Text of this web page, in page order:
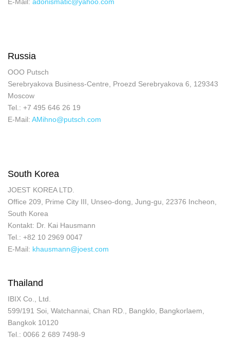
Russia
OOO Putsch
Serebryakova Business-Centre, Proezd Serebryakova 6, 129343
Moscow
Tel.: +7 495 646 26 19
E-Mail: AMihno@putsch.com
South Korea
JOEST KOREA LTD.
Office 209, Prime City III, Unseo-dong, Jung-gu, 22376 Incheon,
South Korea
Kontakt: Dr. Kai Hausmann
Tel.: +82 10 2969 0047
E-Mail: khausmann@joest.com
Thailand
IBIX Co., Ltd.
599/191 Soi, Watchannai, Chan RD., Bangklo, Bangkorlaem,
Bangkok 10120
Tel.: 0066 2 689 7498-9